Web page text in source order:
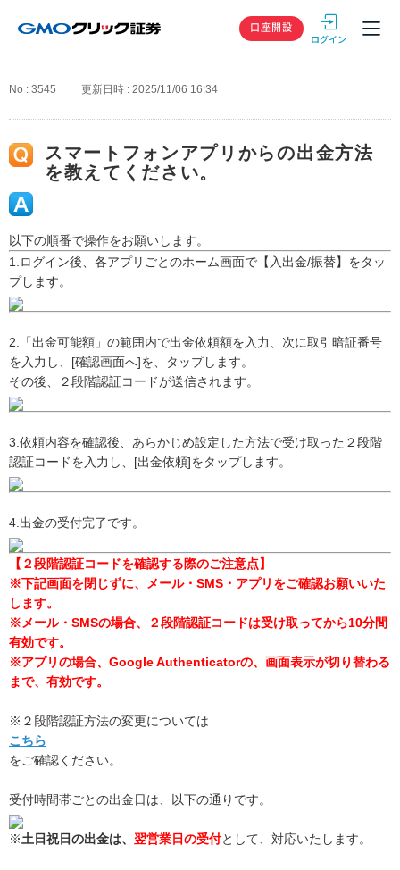
GMOクリック
口座開設
No : 3545 更新日時 : 2025/11/06 16:34
スマートフォンアプリからの出金方法
を教えてください。
以下の順番で操作をお願いします。
1.ログイン後、各アプリごとのホーム画面で【入出金/振替】をタッ
プします。
2.「出金可能額」の範囲内で出金依頼額を入力、次に取引暗証番号
を入力し、[確認画面へ]を、タップします。
その後、２段階認証コードが送信されます。
3.依頼内容を確認後、あらかじめ設定した方法で受け取った２段階
認証コードを入力し、[出金依頼]をタップします。
4.出金の受付完了です。
【２段階認証コードを確認する際のご注意点】
※下記画面を閉じずに、メール・SMS・アプリをご確認お願いいた
します。
※メール・SMSの場合、２段階認証コードは受け取ってから10分間
有効です。
※アプリの場合、Google Authenticatorの、画面表示が切り替わる
まで、有効です。
※２段階認証方法の変更については
こちら
をご確認ください。
受付時間帯ごとの出金日は、以下の通りです。
※土日祝日の出金は、 翌営業日の受付として、対応いたします。